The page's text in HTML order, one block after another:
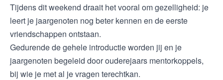
Tijdens dit weekend draait het vooral om gezelligheid: je
leert je jaargenoten nog beter kennen en de eerste
vriendschappen ontstaan.
Gedurende de gehele introductie worden jij en je
jaargenoten begeleid door ouderejaars mentorkoppels,
bij wie je met al je vragen terechtkan.